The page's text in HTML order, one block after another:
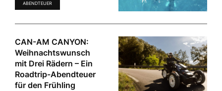
ABENDTEUER
CAN-AM CANYON:
Weihnachtswunsch
mit Drei Rädern – Ein
Roadtrip-Abendteuer
für den Frühling